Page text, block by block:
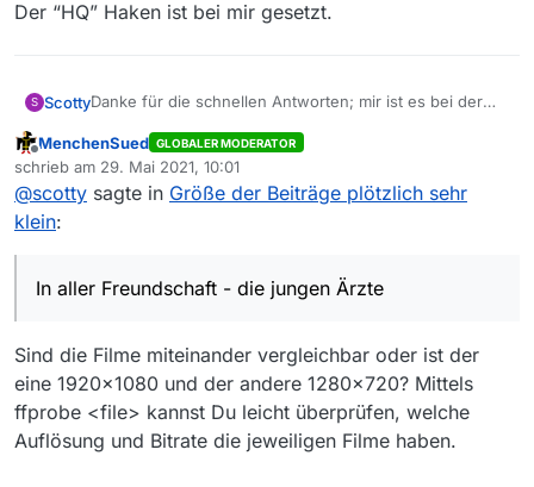
Der “HQ” Haken ist bei mir gesetzt.
S ScottyDanke für die schnellen Antworten; mir ist es bei der
aufgefallen. Bisherige Größe ca. 2,2 GB (bei mir im
Archiv), jetzt wohl einige nur noch zwischen 400 und
600 MB.
Hatte den Eindruck die letzten Tage, dass es fast alle
Folgen der Serie betrifft, heute sehe ich aber wieder
viele, die “normale” Größe haben. Hatte der MDR da ein
Beispiel Folge 252: wurde von MDR und ARD in der
auch eine nicht reduzierte Folge mit 2385 MB. Man
muss also offenbar sehr aufpassen.
Offline
MenchenSued GLOBALER MODERATOR
schrieb am 29. Mai 2021, 10:01
zuletzt editiert von
@scotty sagte in Größe der Beiträge plötzlich sehr
klein:
In aller Freundschaft - die jungen Ärzte
Sind die Filme miteinander vergleichbar oder ist der
eine 1920x1080 und der andere 1280x720? Mittels
ffprobe <file> kannst Du leicht überprüfen, welche
Auflösung und Bitrate die jeweiligen Filme haben.